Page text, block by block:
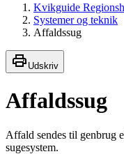
Kvikguide
Systemer og teknik
Affaldssug
Udskriv
Affaldssug
Affald sendes til genbrug
sugesystem.